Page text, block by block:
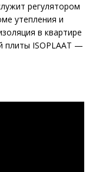
регулятором
утепления и
в квартире
плиты ISOPLAAT —